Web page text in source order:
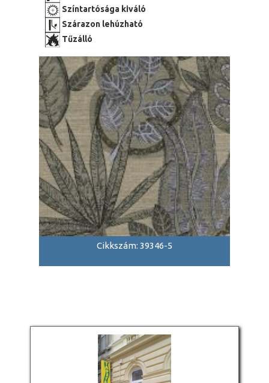
Színtartósága kiváló
Szárazon lehúzható
Tűzálló
Cikkszám: 39346-5